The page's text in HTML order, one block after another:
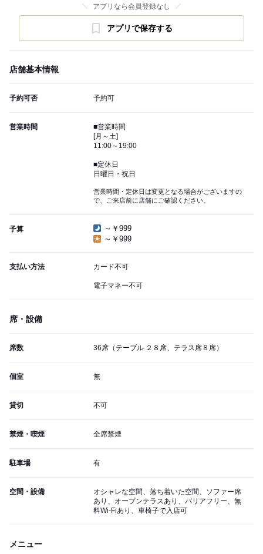
アプリなら会員登録なし
アプリで保存する
店舗基本情報
予約可否 予約可
営業時間
■営業時間
[月～土]
11:00～19:00
■定休日
日曜日・祝日
営業時間・定休日は変更となる場合がございますの
で、ご来店前に店舗にご確認ください。
予算
～￥999
～￥999
支払い方法 カード不可
電子マネー不可
席・設備
席数 36席（テーブル ２８席、テラス席８席）
個室 無
貸切 不可
禁煙・喫煙 全席禁煙
駐車場 有
空間・設備
オシャレな空間、落ち着いた空間、ソファー席
あり、オープンテラスあり、バリアフリー、無
料Wi-Fiあり、車椅子で入店可
メニュー